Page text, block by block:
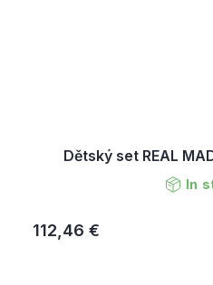
Dětský set REAL
In
112,46 €